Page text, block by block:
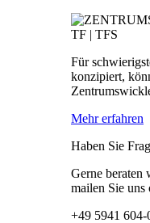
Für
konzipiert,
Mehr erfahren
Haben Sie
Gerne beraten
mailen Sie uns
+49 5941 604-